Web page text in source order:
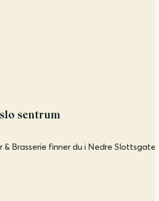
sentrum
& Brasserie finner du i Nedre